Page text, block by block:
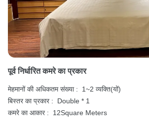
पूर्व निर्धारित कमरे का प्रकार
मेहमानों की अधिकतम संख्या :
1~2 व्यक्ति(यों)
बिस्तर का प्रकार :
Double * 1
कमरे का आकार :
12Square Meters